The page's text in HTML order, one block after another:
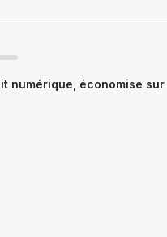
économise sur